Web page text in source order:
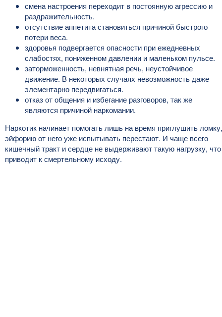
смена настроения переходит в постоянную агрессию и
раздражительность.
отсутствие аппетита становиться причиной быстрого
потери веса.
здоровья подвергается опасности при ежедневных
слабостях, пониженном давлении и маленьком пульсе.
заторможенность, невнятная речь, неустойчивое
движение. В некоторых случаях невозможность даже
элементарно передвигаться.
отказ от общения и избегание разговоров, так же
являются причиной наркомании.
Наркотик начинает помогать лишь на время приглушить ломку,
эйфорию от него уже испытывать перестают. И чаще всего
кишечный тракт и сердце не выдерживают такую нагрузку, что
приводит к смертельному исходу.